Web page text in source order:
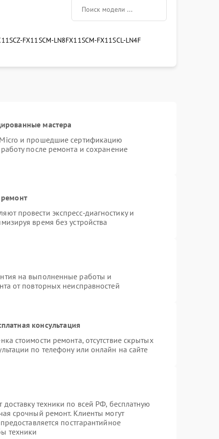
FX11SCM-LN8FX11SCM-FX11SCL-LN4F
мастера
и прошедшие сертификацию
после ремонта и сохранение
ремонт
провести экспресс-диагностику и
время без устройства
на выполненные работы и
от повторных неисправностей
консультация
стоимости ремонта, отсутствие скрытых
по телефону или онлайн на сайте
техники по всей РФ, бесплатную
срочный ремонт. Клиенты могут
постгарантийное
техники